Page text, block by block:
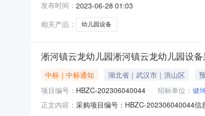
淅河镇中心幼儿园设备采购四、中标（
发布时间： 2023-06-28 01:03
相关产品：
幼儿园设备
淅河镇云龙幼儿园淅河镇云龙幼儿园设
中标｜中标通知 湖北省｜武汉市｜洪山区
项目编号： HBZC-202306040044 招标单位： 健
正文内容： 采购项目编号：HBZC-202306040044